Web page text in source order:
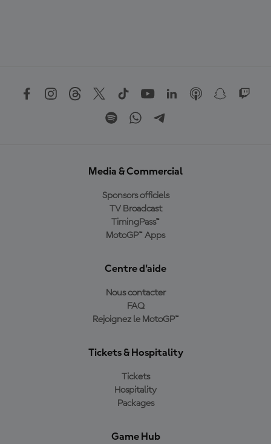
Media & Commercial
Sponsors officiels
TV Broadcast
TimingPass™
MotoGP™ Apps
Centre d'aide
Nous contacter
FAQ
Rejoignez le MotoGP™
Tickets & Hospitality
Tickets
Hospitality
Packages
Game Hub